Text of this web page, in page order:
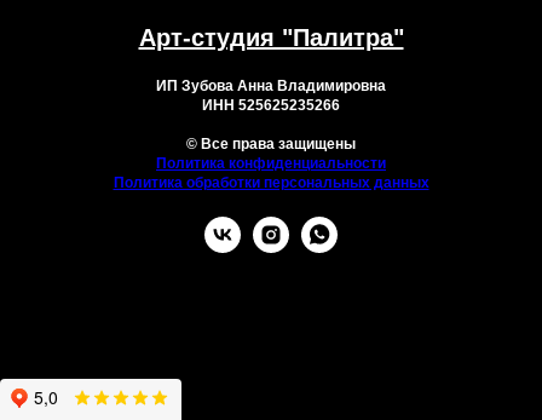
Арт-студия "Палитра"
ИП Зубова Анна Владимировна
ИНН 525625235266
© Все права защищены
Политика конфиденциальности
Политика обработки персональных данных